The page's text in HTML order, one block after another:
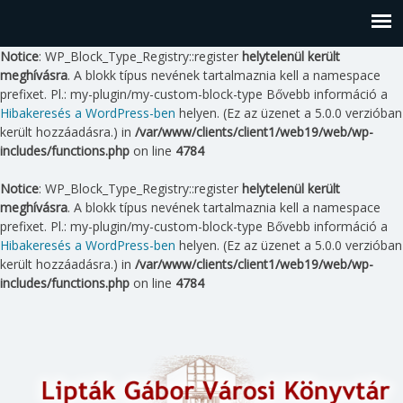
Notice: WP_Block_Type_Registry::register helytelenül került
meghívásra. A blokk típus nevének tartalmaznia kell a namespace
prefixet. Pl.: my-plugin/my-custom-block-type Bővebb információ a
Hibakeresés a WordPress-ben helyen. (Ez az üzenet a 5.0.0 verzióban
került hozzáadásra.) in /var/www/clients/client1/web19/web/wp-
includes/functions.php on line 4784
Notice: WP_Block_Type_Registry::register helytelenül került
meghívásra. A blokk típus nevének tartalmaznia kell a namespace
prefixet. Pl.: my-plugin/my-custom-block-type Bővebb információ a
Hibakeresés a WordPress-ben helyen. (Ez az üzenet a 5.0.0 verzióban
került hozzáadásra.) in /var/www/clients/client1/web19/web/wp-
includes/functions.php on line 4784